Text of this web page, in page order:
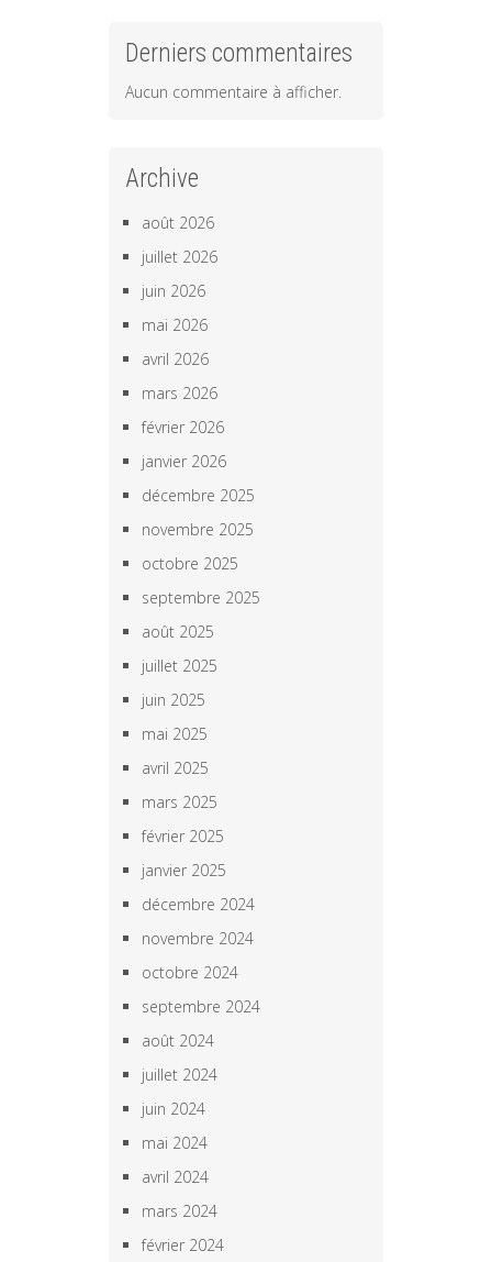
Derniers commentaires
Aucun commentaire à afficher.
Archive
août 2026
juillet 2026
juin 2026
mai 2026
avril 2026
mars 2026
février 2026
janvier 2026
décembre 2025
novembre 2025
octobre 2025
septembre 2025
août 2025
juillet 2025
juin 2025
mai 2025
avril 2025
mars 2025
février 2025
janvier 2025
décembre 2024
novembre 2024
octobre 2024
septembre 2024
août 2024
juillet 2024
juin 2024
mai 2024
avril 2024
mars 2024
février 2024